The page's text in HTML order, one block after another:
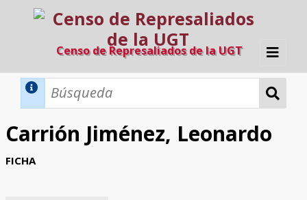
Censo de Represaliados de la UGT
Inicio
Búsqueda Dinámica
Búsqueda Avanzada
Filtros A-Z
Carrión Jiménez, Leonardo
FICHA